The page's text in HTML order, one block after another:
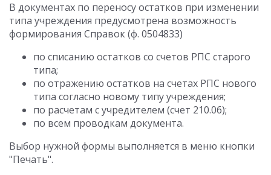
В документах по переносу остатков при изменении
типа учреждения предусмотрена возможность
формирования Справок (ф. 0504833)
по списанию остатков со счетов РПС старого
типа;
по отражению остатков на счетах РПС нового
типа согласно новому типу учреждения;
по расчетам с учредителем (счет 210.06);
по всем проводкам документа.
Выбор нужной формы выполняется в меню кнопки
"Печать".